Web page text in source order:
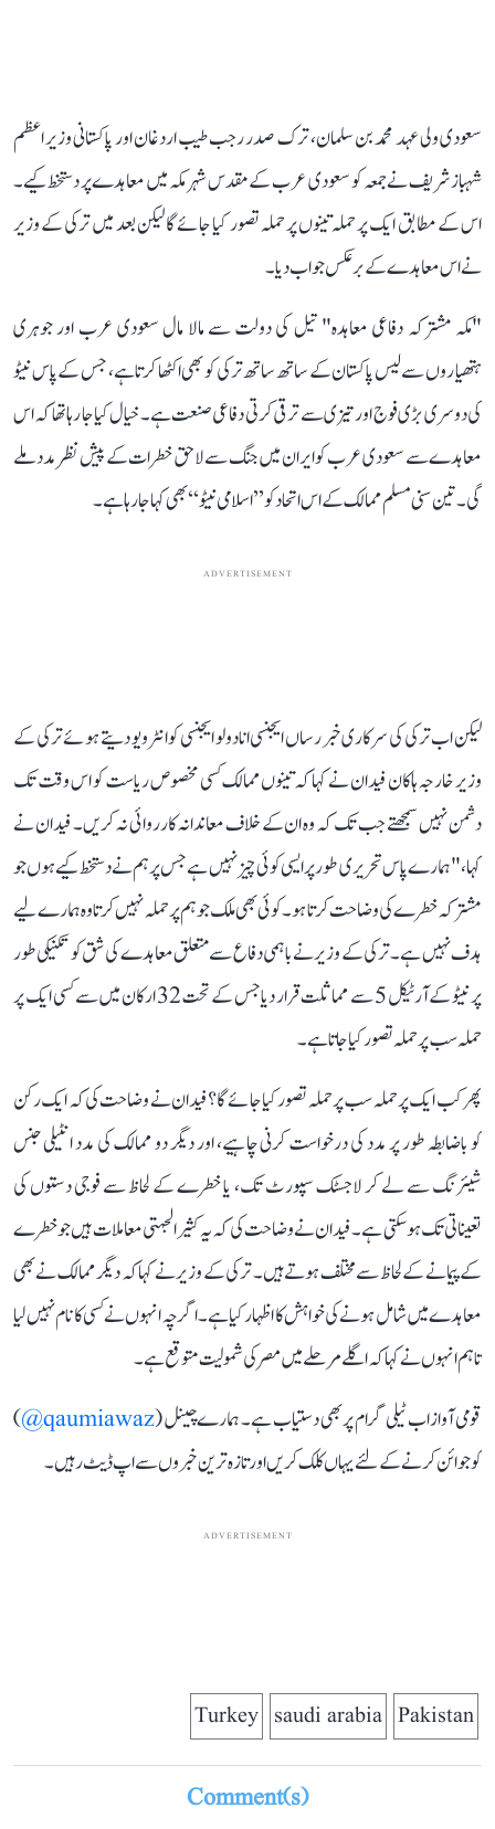
سعودی ولی عہد محمد بن سلمان، ترک صدر رجب طیب اردغان اور پاکستانی وزیر اعظم
شہباز شریف نے جمعہ کو سعودی عرب کے مقدس شہر مکہ میں معاہدے پر دستخط کیے۔
اس کے مطابق ایک پر حملہ تینوں پر حملہ تصور کیا جائے گا لیکن بعد میں ترکی کے وزیر
نےاس معاہدے کے برعکس جواب دیا۔
"مکہ مشترکہ دفاعی معاہدہ" تیل کی دولت سے مالا مال سعودی عرب اور جوہری
ہتھیاروں سے لیس پاکستان کے ساتھ ساتھ ترکی کو بھی اکٹھا کرتا ہے، جس کے پاس نیٹو
کی دوسری بڑی فوج اور تیزی سے ترقی کرتی دفاعی صنعت ہے۔ خیال کیا جا رہا تھا کہ اس
معاہدے سے سعودی عرب کو ایران میں جنگ سے لاحق خطرات کے پیش نظر مدد ملے
گی۔ تین سنی مسلم ممالک کے اس اتحاد کو ’’اسلامی نیٹو‘‘ بھی کہا جا رہا ہے۔
ADVERTISEMENT
لیکن اب ترکی کی سرکاری خبر رساں ایجنسی انادولو ایجنسی کو انٹرویو دیتے ہوئے ترکی کے
وزیر خارجہ ہاکان فیدان نے کہا کہ تینوں ممالک کسی مخصوص ریاست کو اس وقت تک
دشمن نہیں سمجھتے جب تک کہ وہ ان کے خلاف معاندانہ کارروائی نہ کریں۔ فیدان نے
کہا، "ہمارے پاس تحریری طور پر ایسی کوئی چیز نہیں ہے جس پر ہم نے دستخط کیے ہوں جو
مشترکہ خطرے کی وضاحت کرتا ہو۔ کوئی بھی ملک جو ہم پر حملہ نہیں کرتا وہ ہمارے لیے
ہدف نہیں ہے۔ ترکی کے وزیر نے باہمی دفاع سے متعلق معاہدے کی شق کو تکنیکی طور
پر نیٹو کے آرٹیکل 5 سے مماثلت قرار دیا جس کے تحت 32 ارکان میں سے کسی ایک پر
حملہ سب پر حملہ تصور کیا جاتا ہے۔
پھر کب ایک پر حملہ سب پر حملہ تصور کیا جائے گا؟ فیدان نے وضاحت کی کہ ایک رکن
کو باضابطہ طور پر مدد کی درخواست کرنی چاہیے، اور دیگر دو ممالک کی مدد انٹیلی جنس
شیئرنگ سے لے کر لاجسٹک سپورٹ تک، یا خطرے کے لحاظ سے فوجی دستوں کی
تعیناتی تک ہوسکتی ہے۔ فیدان نے وضاحت کی کہ یہ کثیر الجہتی معاملات ہیں جو خطرے
کے پیمانے کے لحاظ سے مختلف ہوتے ہیں۔ ترکی کے وزیر نے کہا کہ دیگر ممالک نے بھی
معاہدے میں شامل ہونے کی خواہش کا اظہار کیا ہے۔ اگرچہ انہوں نے کسی کا نام نہیں لیا
تاہم انہوں نے کہا کہ اگلے مرحلے میں مصر کی شمولیت متوقع ہے۔
قومی آواز اب ٹیلی گرام پر بھی دستیاب ہے۔ ہمارے چینل (qaumiawaz@
)
کو جوائن کرنے کے لئے یہاں کلک کریں اور تازہ ترین خبروں سے اپ ڈیٹ رہیں۔
ADVERTISEMENT
Pakistan
saudi arabia
Turkey
Comment(s)